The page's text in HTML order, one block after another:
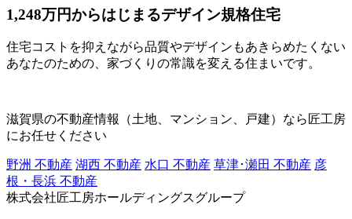
1,248万円からはじまるデザイン規格住宅
住宅コストを抑えながら品質やデザインもあきらめたくない
あなたのための、家づくりの常識を変える住まいです。
滋賀県の不動産情報（土地、マンション、戸建）なら匠工房
にお任せください
野洲 不動産 湖西 不動産 水口 不動産 草津･瀬田 不動産 彦
根・長浜 不動産
株式会社匠工房ホールディングスグループ